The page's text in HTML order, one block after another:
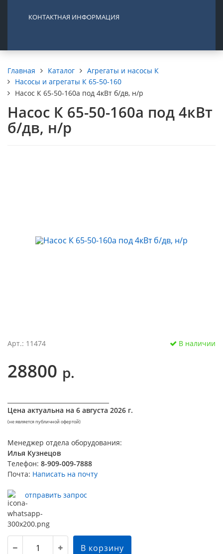
КОНТАКТНАЯ ИНФОРМАЦИЯ
Главная Каталог
Агрегаты и насосы К
Насосы и агрегаты К 65-50-160
Насос К 65-50-160а под 4кВт б/дв, н/р
Насос К 65-50-160а под 4кВт
б/дв, н/р
Арт.: 11474 В наличии
28800 р.
Цена актуальна на 6 августа 2026 г.
(не является публичной офертой)
Менеджер отдела оборудования:
Илья Кузнецов
Телефон: 8-909-009-7888
Почта: Написать на почту
отправить запрос
В корзину